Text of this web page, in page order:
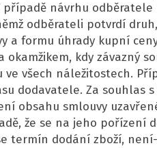
návrhu odběratele
odběrateli potvrdí
formu úhrady kupní
kdy závazný
všech náležitostech.
dodavatele. Za souhlas
obsahu smlouvy
že se na jeho pořízení
termín dodání zboží,